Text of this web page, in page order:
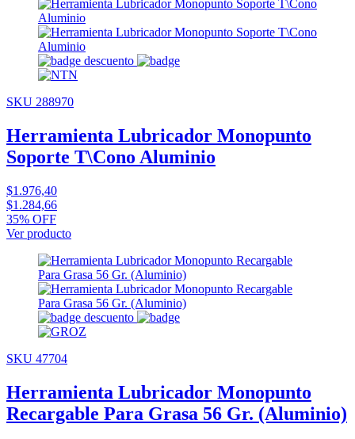
SKU 288970
Herramienta Lubricador Monopunto
Soporte T\Cono Aluminio
$1.976,40
$1.284,66
35% OFF
Ver producto
SKU 47704
Herramienta Lubricador Monopunto
Recargable Para Grasa 56 Gr. (Aluminio)